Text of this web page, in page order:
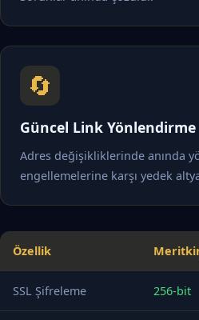
🔄
Güncel Link Yönlendirme
Adres değişikliklerinde anında
engellemelerine karşı yedek
Özellik
SSL Şifreleme 256-bit